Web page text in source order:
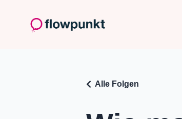
Alle Folgen